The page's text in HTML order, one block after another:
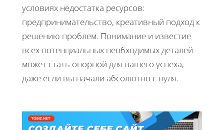
условиях недостатка ресурсов:
предпринимательство, креативный подход к
решению проблем. Понимание и известие
всех потенциальных необходимых деталей
может стать опорной для вашего успеха,
даже если вы начали абсолютно с нуля.